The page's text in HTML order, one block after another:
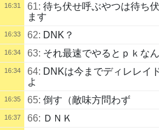
16:31 61: 待ち伏せ呼ぶやつは待ち
ます
16:33 62: DNK？
16:34 63: それ最速でやるとｐｋな
16:34 64: DNKは今までディレレイ
よ
16:35 65: 倒す（敵味方問わず
16:37 66: ＤＮＫ